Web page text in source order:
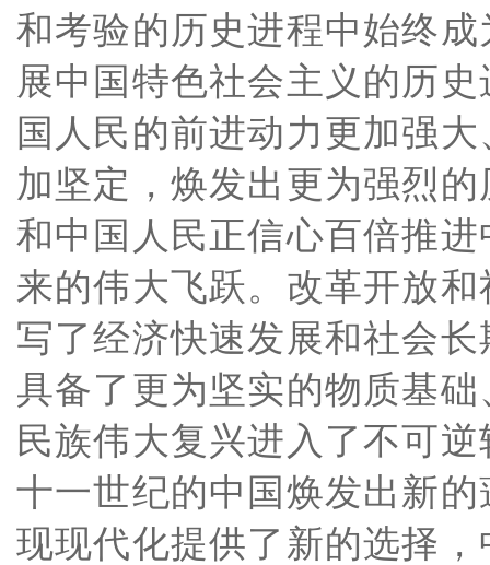
和考验的历史进程中始终
展中国特色社会主义的历
国人民的前进动力更加强
加坚定，焕发出更为强烈
和中国人民正信心百倍推
来的伟大飞跃。改革开放
写了经济快速发展和社会
具备了更为坚实的物质基
民族伟大复兴进入了不可
十一世纪的中国焕发出新
现现代化提供了新的选择